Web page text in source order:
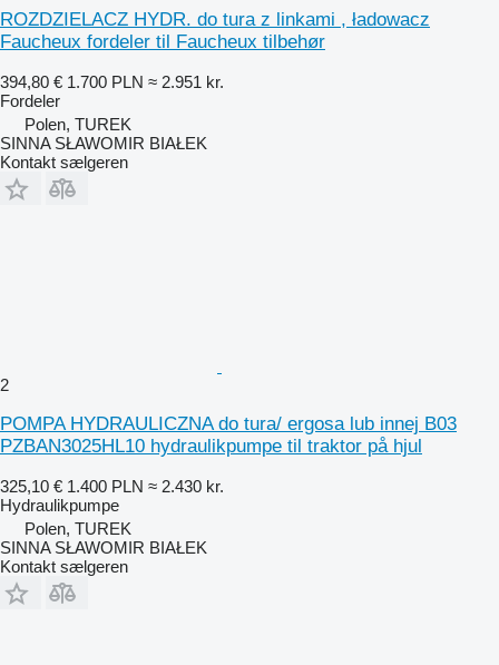
ROZDZIELACZ HYDR. do tura z linkami , ładowacz
Faucheux fordeler til Faucheux tilbehør
394,80 € 1.700 PLN ≈ 2.951 kr.
Fordeler
Polen, TUREK
SINNA SŁAWOMIR BIAŁEK
Kontakt sælgeren
2
POMPA HYDRAULICZNA do tura/ ergosa lub innej B03
PZBAN3025HL10 hydraulikpumpe til traktor på hjul
325,10 € 1.400 PLN ≈ 2.430 kr.
Hydraulikpumpe
Polen, TUREK
SINNA SŁAWOMIR BIAŁEK
Kontakt sælgeren